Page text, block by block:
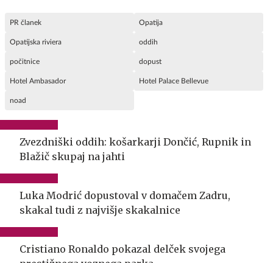
PR članek Opatija
Opatijska riviera oddih
počitnice dopust
Hotel Ambasador Hotel Palace Bellevue
noad
Zvezdniški oddih: košarkarji Dončić, Rupnik in
Blažič skupaj na jahti
Luka Modrić dopustoval v domačem Zadru,
skakal tudi z najvišje skakalnice
Cristiano Ronaldo pokazal delček svojega